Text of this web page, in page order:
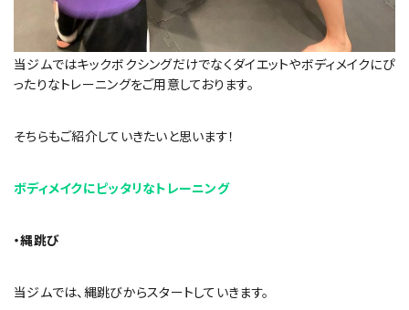
当ジムではキックボクシングだけでなくダイエットやボディメイクにぴ
ったりなトレーニングをご用意しております。
そちらもご紹介していきたいと思います！
ボディメイクにピッタリなトレーニング
・縄跳び
当ジムでは、縄跳びからスタートしていきます。